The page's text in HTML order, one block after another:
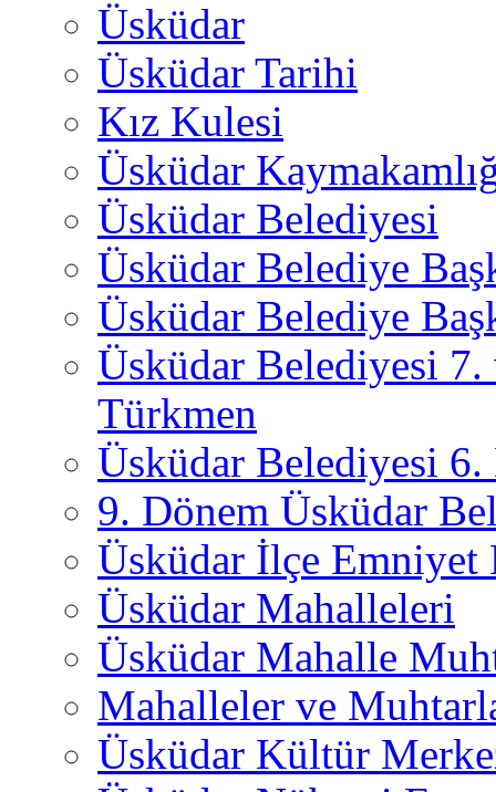
Üsküdar
Üsküdar Tarihi
Kız Kulesi
Üsküdar
Üsküdar Belediyesi
Üsküdar Belediye
Üsküdar Belediye
Üsküdar Belediyesi
Türkmen
Üsküdar Belediyesi 6.
9. Dönem Üsküdar
Üsküdar İlçe
Üsküdar Mahalleleri
Üsküdar Mahalle
Mahalleler ve
Üsküdar Kültür